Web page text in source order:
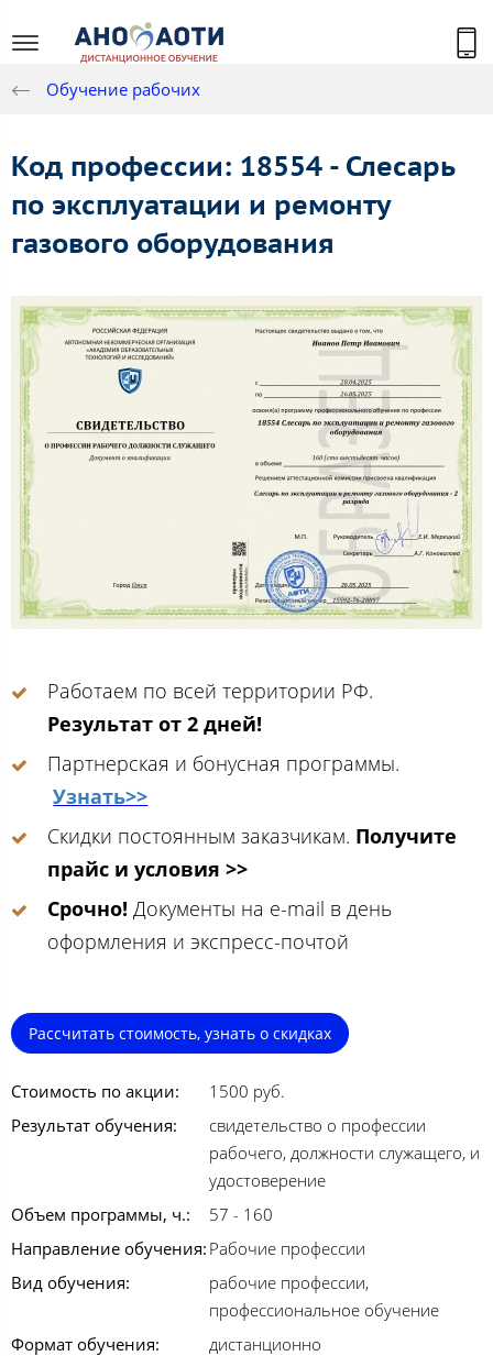
Обучение рабочих
Код профессии: 18554 - Слесарь
по эксплуатации и ремонту
газового оборудования
Работаем по всей территории РФ.
Результат от 2 дней!
Партнерская и бонусная программы.
Узнать>>
Скидки постоянным заказчикам. Получите
прайс и условия >>
Срочно! Документы на e-mail в день
оформления и экспресс-почтой
Рассчитать стоимость, узнать о скидках
Стоимость по акции:
1500 руб.
Результат обучения:
свидетельство о профессии
рабочего, должности служащего, и
удостоверение
Объем программы, ч.:
57 - 160
Направление обучения: Рабочие профессии
Вид обучения:
рабочие профессии,
профессиональное обучение
Формат обучения:
дистанционно